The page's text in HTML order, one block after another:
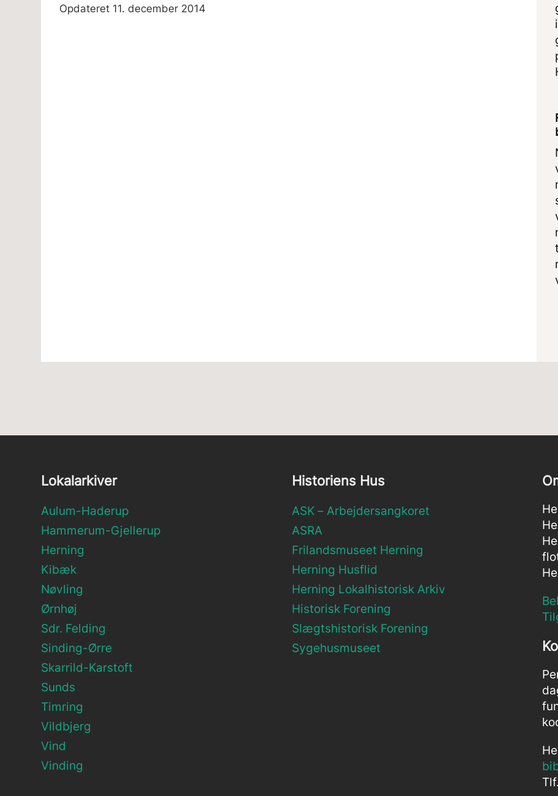
Opdateret 11. december 2014
Lokalarkiver
Aulum-Haderup
Hammerum-Gjellerup
Herning
Kibæk
Nøvling
Ørnhøj
Sdr. Felding
Sinding-Ørre
Skarrild-Karstoft
Sunds
Timring
Vildbjerg
Vind
Vinding
Historiens Hus
ASK – Arbejdersangkoret
ASRA
Frilandsmuseet Herning
Herning Husflid
Herning Lokalhistorisk Arkiv
Historisk Forening
Slægtshistorisk Forening
Sygehusmuseet